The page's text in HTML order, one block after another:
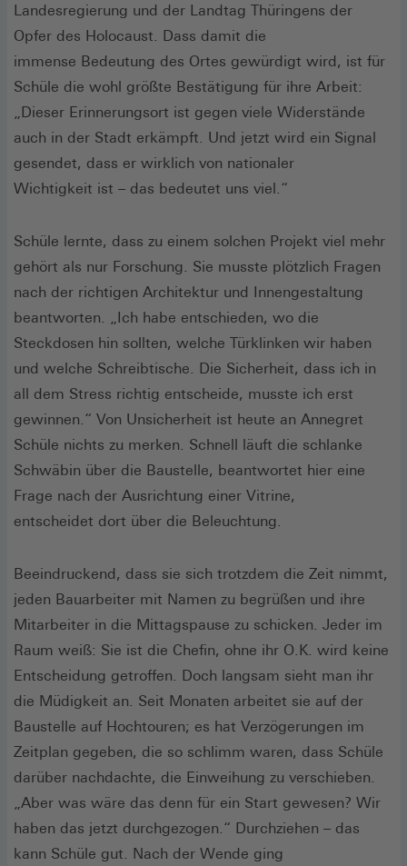
Landesregierung und der Landtag Thüringens der
Opfer des Holocaust. Dass damit die
immense Bedeutung des Ortes gewürdigt wird, ist für
Schüle die wohl größte Bestätigung für ihre Arbeit:
„Dieser Erinnerungsort ist gegen viele Widerstände
auch in der Stadt erkämpft. Und jetzt wird ein Signal
gesendet, dass er wirklich von nationaler
Wichtigkeit ist – das bedeutet uns viel.“
Schüle lernte, dass zu einem solchen Projekt viel mehr
gehört als nur Forschung. Sie musste plötzlich Fragen
nach der richtigen Architektur und Innengestaltung
beantworten. „Ich habe entschieden, wo die
Steckdosen hin sollten, welche Türklinken wir haben
und welche Schreibtische. Die Sicherheit, dass ich in
all dem Stress richtig entscheide, musste ich erst
gewinnen.“ Von Unsicherheit ist heute an Annegret
Schüle nichts zu merken. Schnell läuft die schlanke
Schwäbin über die Baustelle, beantwortet hier eine
Frage nach der Ausrichtung einer Vitrine,
entscheidet dort über die Beleuchtung.
Beeindruckend, dass sie sich trotzdem die Zeit nimmt,
jeden Bauarbeiter mit Namen zu begrüßen und ihre
Mitarbeiter in die Mittagspause zu schicken. Jeder im
Raum weiß: Sie ist die Chefin, ohne ihr O.K. wird keine
Entscheidung getroffen. Doch langsam sieht man ihr
die Müdigkeit an. Seit Monaten arbeitet sie auf der
Baustelle auf Hochtouren; es hat Verzögerungen im
Zeitplan gegeben, die so schlimm waren, dass Schüle
darüber nachdachte, die Einweihung zu verschieben.
„Aber was wäre das denn für ein Start gewesen? Wir
haben das jetzt durchgezogen.“ Durchziehen – das
kann Schüle gut. Nach der Wende ging